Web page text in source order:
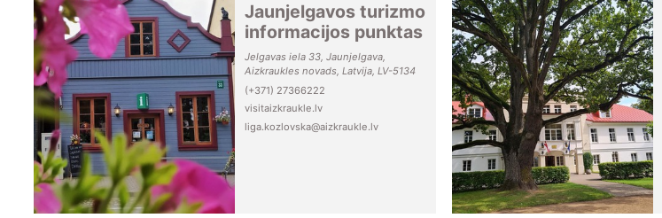
Jaunjelgavos turizmo
informacijos punktas
Jelgavas iela 33, Jaunjelgava,
Aizkraukles novads, Latvija, LV-5134
(+371) 27366222
visitaizkraukle.lv
liga.kozlovska@aizkraukle.lv